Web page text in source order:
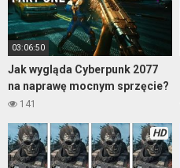
03:06:50
Jak wygląda Cyberpunk 2077
na naprawę mocnym sprzęcie?
– gameplay część 1
141
HD